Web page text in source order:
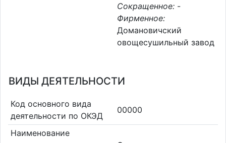
Сокращенное: -
Фирменное:
Домановичский
овощесушильный завод
ВИДЫ ДЕЯТЕЛЬНОСТИ
Код основного вида
деятельности по ОКЭД
00000
Наименование